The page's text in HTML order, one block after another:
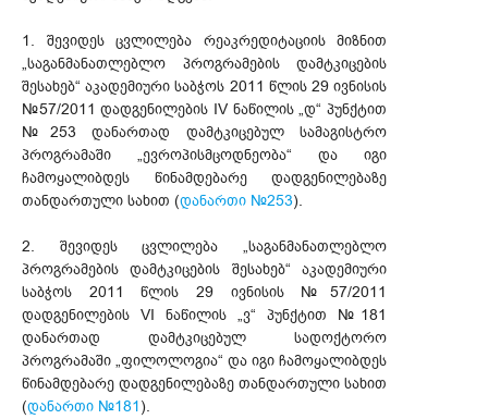
1. შევიდეს ცვლილება რეაკრედიტაციის მიზნით
„საგანმანათლებლო პროგრამების დამტკიცების
შესახებ“ აკადემიური საბჭოს 2011 წლის 29 ივნისის
№57/2011 დადგენილების IV ნაწილის „დ“ პუნქტით
№253 დანართად დამტკიცებულ სამაგისტრო
პროგრამაში „ევროპისმცოდნეობა“ და იგი
ჩამოყალიბდეს წინამდებარე დადგენილებაზე
თანდართული სახით (დანართი №253).
2. შევიდეს ცვლილება „საგანმანათლებლო
პროგრამების დამტკიცების შესახებ“ აკადემიური
საბჭოს 2011 წლის 29 ივნისის №57/2011
დადგენილების VI ნაწილის „ვ“ პუნქტით №181
დანართად დამტკიცებულ სადოქტორო
პროგრამაში „ფილოლოგია“ და იგი ჩამოყალიბდეს
წინამდებარე დადგენილებაზე თანდართული სახით
(დანართი №181).